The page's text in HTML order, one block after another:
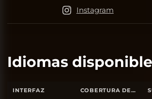
Instagram
Idiomas
INTERFAZ COBERTURA DE SONIDO TOTAL